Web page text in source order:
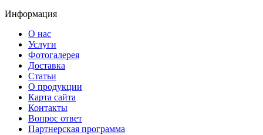
Информация
О нас
Услуги
Фотогалерея
Доставка
Статьи
О продукции
Карта сайта
Контакты
Вопрос ответ
Партнерская программа